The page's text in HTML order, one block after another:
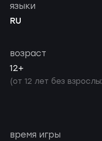
языки
RU
возраст
12+
(от 12 лет без
время игры